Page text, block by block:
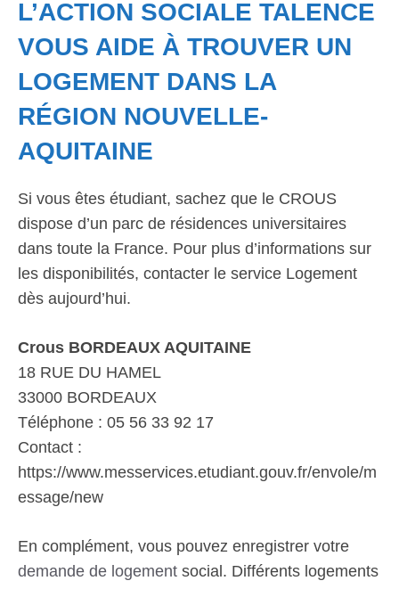
L’ACTION SOCIALE TALENCE
VOUS AIDE À TROUVER UN
LOGEMENT DANS LA
RÉGION NOUVELLE-
AQUITAINE
Si vous êtes étudiant, sachez que le CROUS
dispose d’un parc de résidences universitaires
dans toute la France. Pour plus d’informations sur
les disponibilités, contacter le service Logement
dès aujourd’hui.
Crous BORDEAUX AQUITAINE
18 RUE DU HAMEL
33000 BORDEAUX
Téléphone : 05 56 33 92 17
Contact :
https://www.messervices.etudiant.gouv.fr/envole/m
essage/new
En complément, vous pouvez enregistrer votre
demande de logement social. Différents logements